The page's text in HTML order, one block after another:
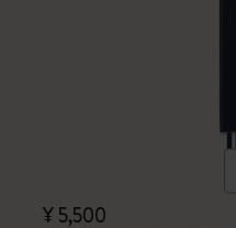
¥ 5,500